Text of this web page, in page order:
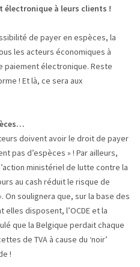
électronique à leurs clients !
de payer en espèces, la
les acteurs économiques à
paiement électronique. Reste
! Et là, ce sera aux
doivent avoir le droit de payer
pas d’espèces » ! Par ailleurs,
ministériel de lutte contre la
au cash réduit le risque de
soulignera que, sur la base des
disposent, l’OCDE et la
que la Belgique perdait chaque
de TVA à cause du ‘noir’
!